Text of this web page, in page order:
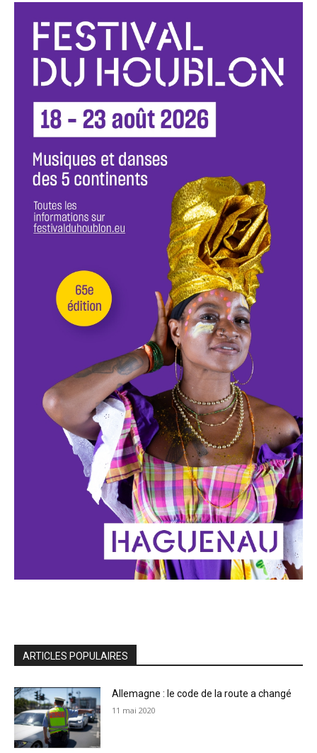
ARTICLES POPULAIRES
Allemagne : le code de la route a changé
11 mai 2020